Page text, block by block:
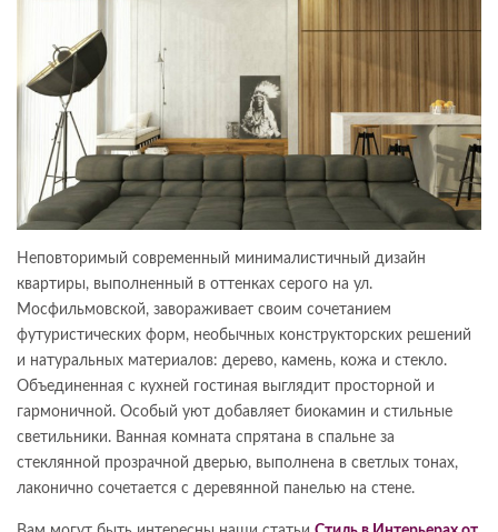
Неповторимый современный минималистичный дизайн
квартиры, выполненный в оттенках серого на ул.
Мосфильмовской, завораживает своим сочетанием
футуристических форм, необычных конструкторских решений
и натуральных материалов: дерево, камень, кожа и стекло.
Объединенная с кухней гостиная выглядит просторной и
гармоничной. Особый уют добавляет биокамин и стильные
светильники. Ванная комната спрятана в спальне за
стеклянной прозрачной дверью, выполнена в светлых тонах,
лаконично сочетается с деревянной панелью на стене.